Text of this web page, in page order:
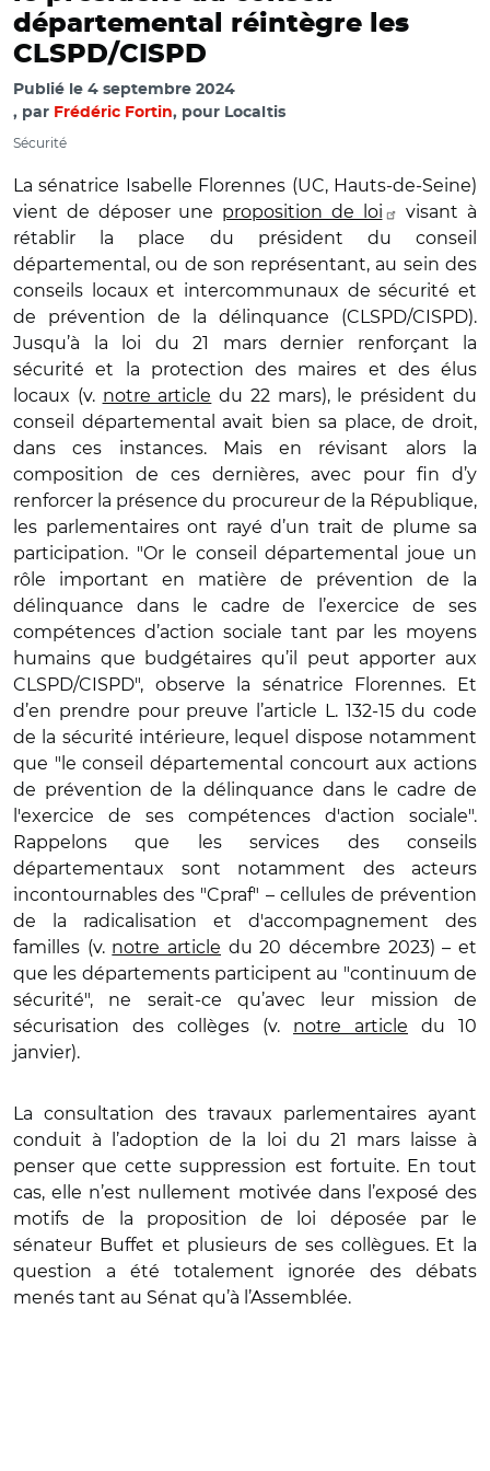
départemental réintègre les
CLSPD/CISPD
Publié le 4 septembre 2024
par Frédéric Fortin, pour Localtis
Sécurité
La sénatrice Isabelle Florennes (UC, Hauts-de-Seine)
vient de déposer une proposition de loi
visant à
rétablir la place du président du conseil
départemental, ou de son représentant, au sein des
conseils locaux et intercommunaux de sécurité et
de prévention de la délinquance (CLSPD/CISPD).
Jusqu’à la loi du 21 mars dernier renforçant la
sécurité et la protection des maires et des élus
locaux (v. notre article du 22 mars), le président du
conseil départemental avait bien sa place, de droit,
dans ces instances. Mais en révisant alors la
composition de ces dernières, avec pour fin d’y
renforcer la présence du procureur de la République,
les parlementaires ont rayé d’un trait de plume sa
participation. "Or le conseil départemental joue un
rôle important en matière de prévention de la
délinquance dans le cadre de l’exercice de ses
compétences d’action sociale tant par les moyens
humains que budgétaires qu’il peut apporter aux
CLSPD/CISPD", observe la sénatrice Florennes. Et
d’en prendre pour preuve l’article L. 132-15 du code
de la sécurité intérieure, lequel dispose notamment
que "le conseil départemental concourt aux actions
de prévention de la délinquance dans le cadre de
l'exercice de ses compétences d'action sociale".
Rappelons que les services des conseils
départementaux sont notamment des acteurs
incontournables des "Cpraf" – cellules de prévention
de la radicalisation et d'accompagnement des
familles (v. notre article du 20 décembre 2023) – et
que les départements participent au "continuum de
sécurité", ne serait-ce qu’avec leur mission de
sécurisation des collèges (v. notre article du 10
janvier).
La consultation des travaux parlementaires ayant
conduit à l’adoption de la loi du 21 mars laisse à
penser que cette suppression est fortuite. En tout
cas, elle n’est nullement motivée dans l’exposé des
motifs de la proposition de loi déposée par le
sénateur Buffet et plusieurs de ses collègues. Et la
question a été totalement ignorée des débats
menés tant au Sénat qu’à l’Assemblée.